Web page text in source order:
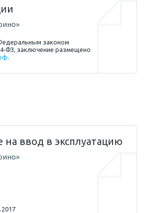
законом
заключение размещено
.
на ввод в эксплуатацию